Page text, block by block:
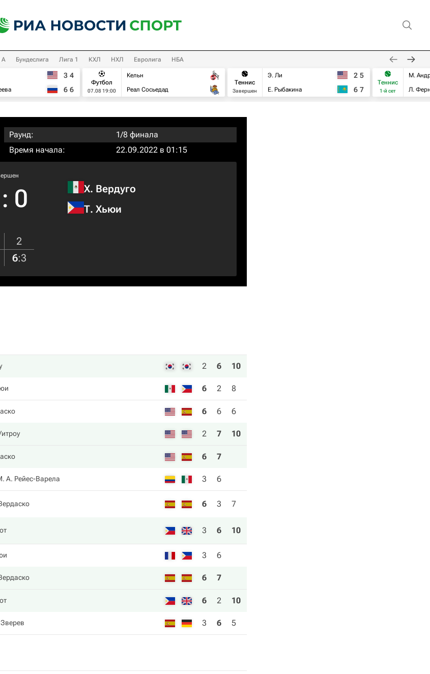
А Бундеслига Лига 1 КХЛ НХЛ Евролига НБА
3 4
6 6
Футбол
07.08 19:00
Кельн
Реал Сосьедад
Теннис
Завершен
Э. Ли
Е. Рыбакина
2 5
6 7
Теннис
1-й сет
М.
Л.
Раунд:
1/8 финала
Время начала:
22.09.2022 в 01:15
: 0
Х. Вердуго
Т. Хьюи
2
6:3
2 6 10
6 2 8
6 6 6
2 7 10
6 7
А. Рейес-Варела 3 6
6 3 7
3 6 10
3 6
6 7
6 2 10
3 6 5